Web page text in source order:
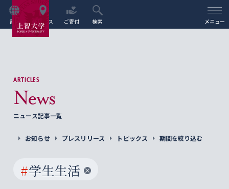
言語 アクセス ご寄付 検索 メニュー
ARTICLES
News
ニュース記事一覧
お知らせ プレスリリース トピックス 期間を絞り込む
#学生生活